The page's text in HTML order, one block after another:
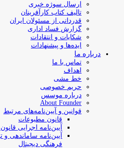
ارسال سوژه‌ خبری
تالیف کتاب کارآفرینان
قدردانی از مسئولان ایران
گزارش فساد اداری
شکایات و انتقادات
ایده‌ها و پیشنهادات
درباره ما
تماس با ما
اهداف
خط مشی
حریم خصوصی
درباره موسس
About Founder
قوانین و آیین‌نامه‌های مرتبط
‌قانون مطبوعات
آیین‌نامه اجرایی
آیین‌نامه سامان­دهی
فرهنگی دیجیتال